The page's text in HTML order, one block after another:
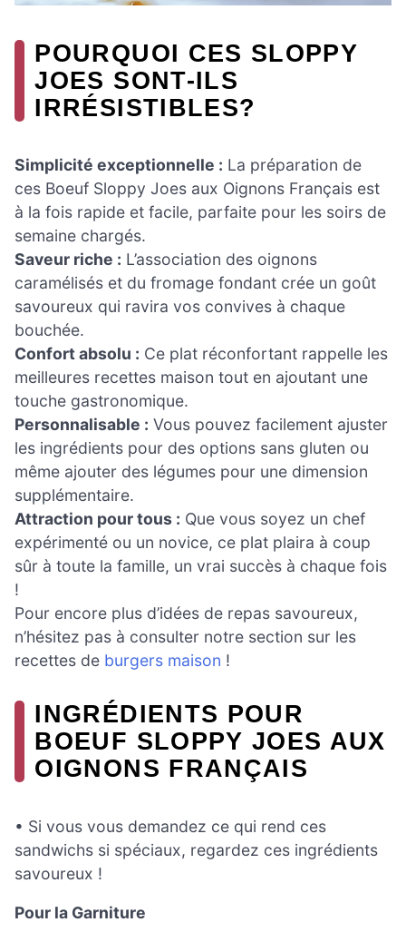
POURQUOI CES SLOPPY
JOES SONT-ILS
IRRÉSISTIBLES?
Simplicité exceptionnelle : La préparation de
ces Boeuf Sloppy Joes aux Oignons Français est
à la fois rapide et facile, parfaite pour les soirs de
semaine chargés.
Saveur riche : L’association des oignons
caramélisés et du fromage fondant crée un goût
savoureux qui ravira vos convives à chaque
bouchée.
Confort absolu : Ce plat réconfortant rappelle les
meilleures recettes maison tout en ajoutant une
touche gastronomique.
Personnalisable : Vous pouvez facilement ajuster
les ingrédients pour des options sans gluten ou
même ajouter des légumes pour une dimension
supplémentaire.
Attraction pour tous : Que vous soyez un chef
expérimenté ou un novice, ce plat plaira à coup
sûr à toute la famille, un vrai succès à chaque fois
!
Pour encore plus d’idées de repas savoureux,
n’hésitez pas à consulter notre section sur les
recettes de burgers maison !
INGRÉDIENTS POUR
BOEUF SLOPPY JOES AUX
OIGNONS FRANÇAIS
• Si vous vous demandez ce qui rend ces
sandwichs si spéciaux, regardez ces ingrédients
savoureux !
Pour la Garniture